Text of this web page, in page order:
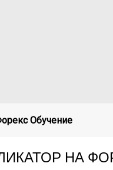
Обучение
НА